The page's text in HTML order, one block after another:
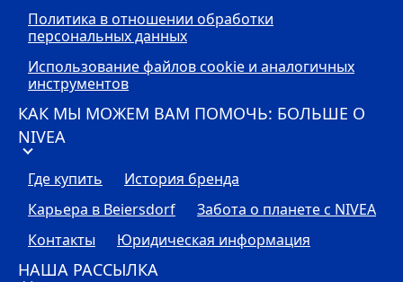
Политика в отношении обработки
персональных данных
Использование файлов cookie и аналогичных
инструментов
КАК МЫ МОЖЕМ ВАМ ПОМОЧЬ: БОЛЬШЕ О
NIVEA
Где купить
История бренда
Карьера в Beiersdorf
Забота о планете с NIVEA
Контакты
Юридическая информация
НАША РАССЫЛКА